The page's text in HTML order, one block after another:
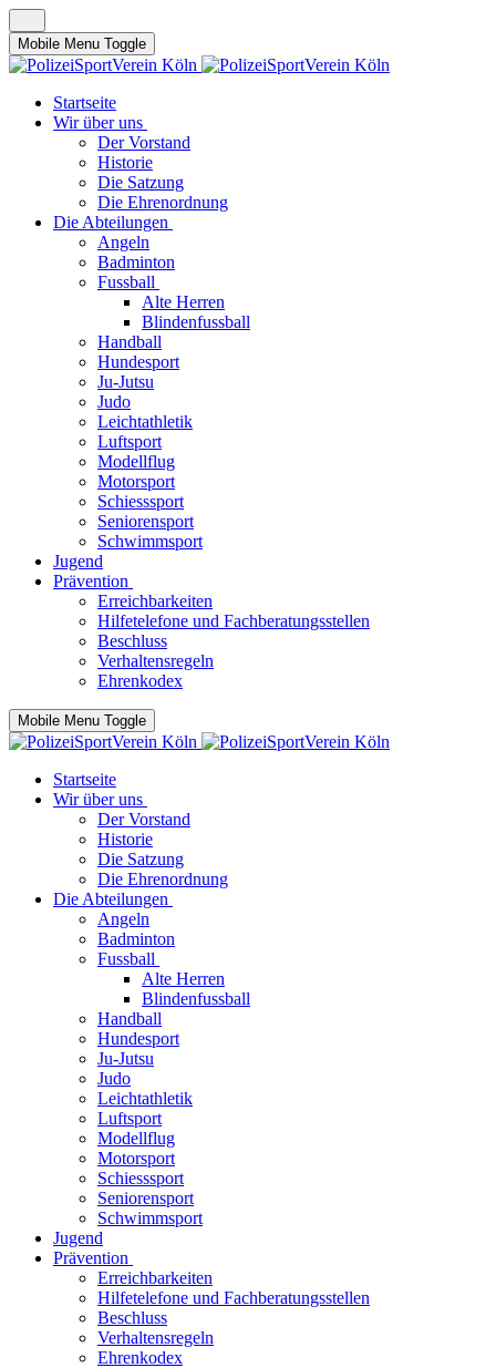
Mobile Menu Toggle
Startseite
Wir über uns
Der Vorstand
Historie
Die Satzung
Die Ehrenordnung
Die Abteilungen
Angeln
Badminton
Fussball
Alte Herren
Blindenfussball
Handball
Hundesport
Ju-Jutsu
Judo
Leichtathletik
Luftsport
Modellflug
Motorsport
Schiesssport
Seniorensport
Schwimmsport
Jugend
Prävention
Erreichbarkeiten
Hilfetelefone und Fachberatungsstellen
Beschluss
Verhaltensregeln
Ehrenkodex
Mobile Menu Toggle
Startseite
Wir über uns
Der Vorstand
Historie
Die Satzung
Die Ehrenordnung
Die Abteilungen
Angeln
Badminton
Fussball
Alte Herren
Blindenfussball
Handball
Hundesport
Ju-Jutsu
Judo
Leichtathletik
Luftsport
Modellflug
Motorsport
Schiesssport
Seniorensport
Schwimmsport
Jugend
Prävention
Erreichbarkeiten
Hilfetelefone und Fachberatungsstellen
Beschluss
Verhaltensregeln
Ehrenkodex